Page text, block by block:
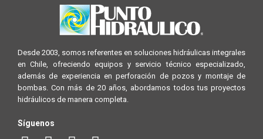
Desde 2003, somos referentes en soluciones hidráulicas integrales
en Chile, ofreciendo equipos y servicio técnico especializado,
además de experiencia en perforación de pozos y montaje de
bombas. Con más de 20 años, abordamos todos tus proyectos
hidráulicos de manera completa.
Síguenos